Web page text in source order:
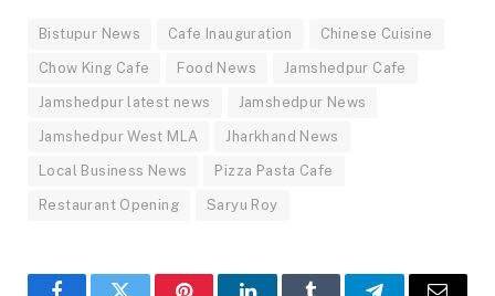
Bistupur News Cafe Inauguration Chinese Cuisine
Chow King Cafe Food News Jamshedpur Cafe
Jamshedpur latest news Jamshedpur News
Jamshedpur West MLA Jharkhand News
Local Business News Pizza Pasta Cafe
Restaurant Opening Saryu Roy